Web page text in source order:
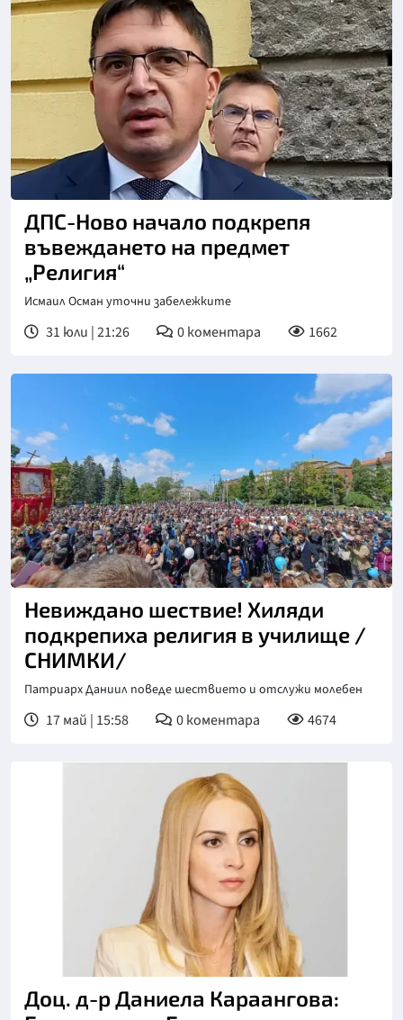
ДПС-Ново начало подкрепя
въвеждането на предмет
„Религия“
Исмаил Осман уточни забележките
31 юли | 21:26 0коментара 1662
Невиждано шествие! Хиляди
подкрепиха религия в училище /
СНИМКИ/
Патриарх Даниил поведе шествието и отслужи молебен
17 май | 15:58 0коментара 4674
Доц. д-р Даниела Караангова: